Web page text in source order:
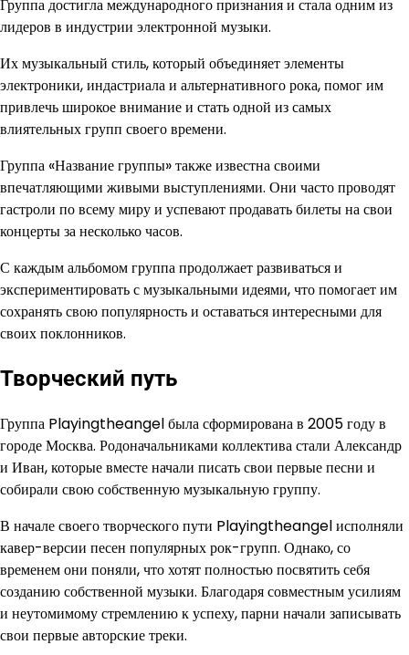
Группа достигла международного признания и стала одним из
лидеров в индустрии электронной музыки.
Их музыкальный стиль, который объединяет элементы
электроники, индастриала и альтернативного рока, помог им
привлечь широкое внимание и стать одной из самых
влиятельных групп своего времени.
Группа «Название группы» также известна своими
впечатляющими живыми выступлениями. Они часто проводят
гастроли по всему миру и успевают продавать билеты на свои
концерты за несколько часов.
С каждым альбомом группа продолжает развиваться и
экспериментировать с музыкальными идеями, что помогает им
сохранять свою популярность и оставаться интересными для
своих поклонников.
Творческий путь
Группа Playingtheangel была сформирована в 2005 году в
городе Москва. Родоначальниками коллектива стали Александр
и Иван, которые вместе начали писать свои первые песни и
собирали свою собственную музыкальную группу.
В начале своего творческого пути Playingtheangel исполняли
кавер-версии песен популярных рок-групп. Однако, со
временем они поняли, что хотят полностью посвятить себя
созданию собственной музыки. Благодаря совместным усилиям
и неутомимому стремлению к успеху, парни начали записывать
свои первые авторские треки.